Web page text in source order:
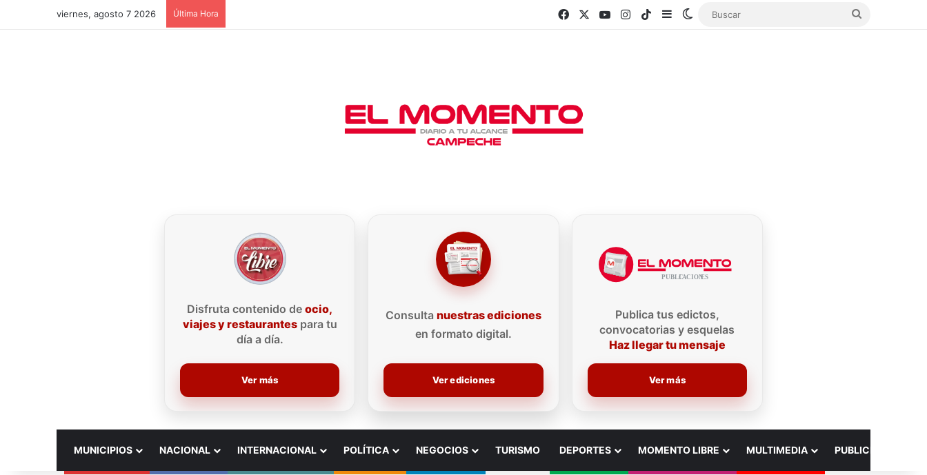
viernes, agosto 7 2026 Última Hora FacebookYouTubeInstagram
TikTokSidebarSwitch skin Buscar
Disfruta contenido deocio,
viajes y restaurantespara tu
día a día.
Ver más
Consulta nuestras ediciones
en formato digital.
Ver ediciones
Publica tus edictos,
convocatorias y esquelas
Haz llegar tu mensaje
Ver más
MUNICIPIOS NACIONAL INTERNACIONAL POLÍTICA NEGOCIOS TURISMO DEPORTES MOMENTO LIBRE MULTIMEDIA PUBLICIDAD